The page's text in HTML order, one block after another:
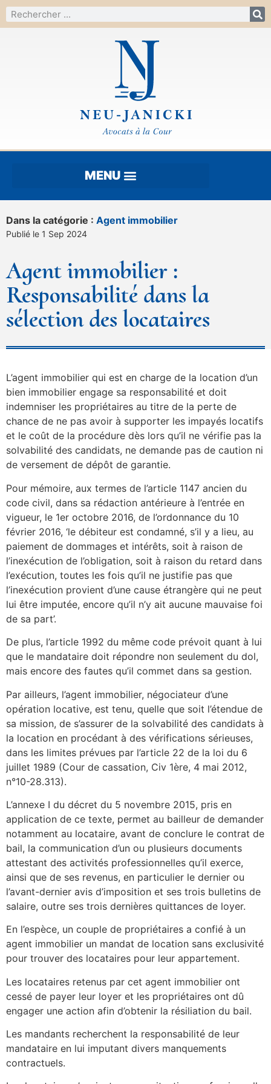
Dans la catégorie : Agent immobilier
Publié le 1 Sep 2024
Agent immobilier :
Responsabilité dans la
sélection des locataires
L’agent immobilier qui est en charge de la location d’un
bien immobilier engage sa responsabilité et doit
indemniser les propriétaires au titre de la perte de
chance de ne pas avoir à supporter les impayés locatifs
et le coût de la procédure dès lors qu’il ne vérifie pas la
solvabilité des candidats, ne demande pas de caution ni
de versement de dépôt de garantie.
Pour mémoire, aux termes de l’article 1147 ancien du
code civil, dans sa rédaction antérieure à l’entrée en
vigueur, le 1er octobre 2016, de l’ordonnance du 10
février 2016, ‘le débiteur est condamné, s’il y a lieu, au
paiement de dommages et intérêts, soit à raison de
l’inexécution de l’obligation, soit à raison du retard dans
l’exécution, toutes les fois qu’il ne justifie pas que
l’inexécution provient d’une cause étrangère qui ne peut
lui être imputée, encore qu’il n’y ait aucune mauvaise foi
de sa part’.
De plus, l’article 1992 du même code prévoit quant à lui
que le mandataire doit répondre non seulement du dol,
mais encore des fautes qu’il commet dans sa gestion.
Par ailleurs, l’agent immobilier, négociateur d’une
opération locative, est tenu, quelle que soit l’étendue de
sa mission, de s’assurer de la solvabilité des candidats à
la location en procédant à des vérifications sérieuses,
dans les limites prévues par l’article 22 de la loi du 6
juillet 1989 (Cour de cassation, Civ 1ère, 4 mai 2012,
n°10-28.313).
L’annexe I du décret du 5 novembre 2015, pris en
application de ce texte, permet au bailleur de demander
notamment au locataire, avant de conclure le contrat de
bail, la communication d’un ou plusieurs documents
attestant des activités professionnelles qu’il exerce,
ainsi que de ses revenus, en particulier le dernier ou
l’avant-dernier avis d’imposition et ses trois bulletins de
salaire, outre ses trois dernières quittances de loyer.
En l’espèce, un couple de propriétaires a confié à un
agent immobilier un mandat de location sans exclusivité
pour trouver des locataires pour leur appartement.
Les locataires retenus par cet agent immobilier ont
cessé de payer leur loyer et les propriétaires ont dû
engager une action afin d’obtenir la résiliation du bail.
Les mandants recherchent la responsabilité de leur
mandataire en lui imputant divers manquements
contractuels.